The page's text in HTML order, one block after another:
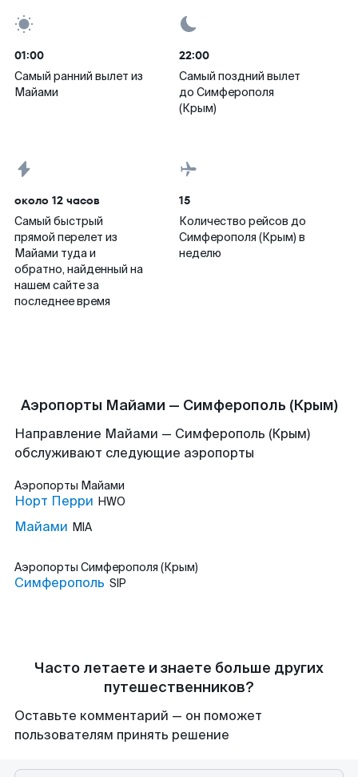
01:00
Самый ранний вылет из
Майами
22:00
Самый поздний вылет
до Симферополя
(Крым)
около 12 часов
Самый быстрый
прямой перелет из
Майами туда и
обратно, найденный на
нашем сайте за
последнее время
15
Количество рейсов до
Симферополя (Крым) в
неделю
Аэропорты Майами — Симферополь (Крым)
Направление Майами — Симферополь (Крым)
обслуживают следующие аэропорты
Аэропорты Майами
Норт Перри HWO
Майами MIA
Аэропорты Симферополя (Крым)
Симферополь SIP
Часто летаете и знаете больше других
путешественников?
Оставьте комментарий — он поможет
пользователям принять решение